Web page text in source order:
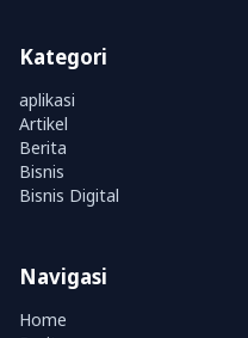
Kategori
aplikasi
Artikel
Berita
Bisnis
Bisnis Digital
Navigasi
Home